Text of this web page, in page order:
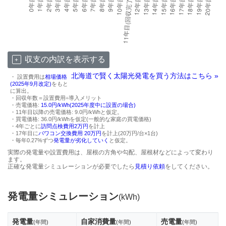
収支の内訳を表示する
北海道で賢く太陽光発電を買う方法はこちら »
・ 設置費用は相場価格
(2025年9月改定)をもと
に算出。
・回収年数＝設置費用÷導入メリット
・売電価格: 15.0円/kWh(2025年度中に設置の場合)
・11年目以降の売電価格: 9.0円/kWhと仮定。
・買電価格: 36.0円/kWhを仮定(一般的な家庭の買電価格)
・4年ごとに訪問点検費用2万円を計上
・17年目にパワコン交換費用 20万円を計上(20万円/台×1台)
・毎年0.27%ずつ発電量が劣化していく と仮定。
実際の発電量や設置費用は、屋根の方角や勾配、屋根材などによって変わり
ます。
正確な発電量シミュレーションが必要でしたら 見積り依頼をしてください。
発電量シミュレーション(kWh)
発電量(年間) 自家消費量(年間) 売電量(年間)